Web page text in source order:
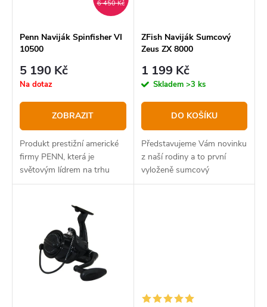
o
d
u
ů
r
o
d
u
t
ů
6 450 Kč
Penn Naviják Spinfisher VI
10500
5 190 Kč
Na dotaz
ZOBRAZIT
Produkt prestižní americké
firmy PENN, která je
světovým lídrem na trhu
mořského a sumcové
ZFish Naviják Sumcový
Zeus ZX 8000
1 199 Kč
Skladem >3 ks
DO KOŠÍKU
Představujeme Vám novinku
z naší rodiny a to první
vyloženě sumcový
naviják ZEUS ZX 8000.